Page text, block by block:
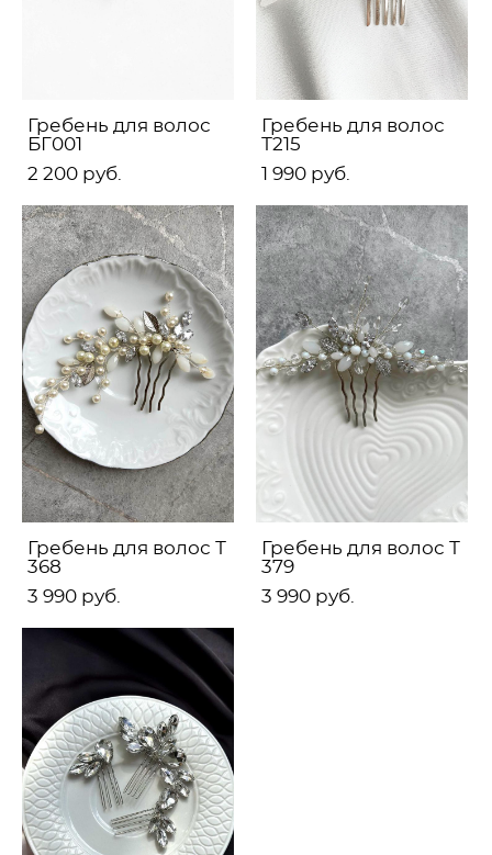
Гребень для волос
БГ001
2 200 pуб.
Гребень для волос
Т215
1 990 pуб.
Гребень для волос Т
368
3 990 pуб.
Гребень для волос Т
379
3 990 pуб.